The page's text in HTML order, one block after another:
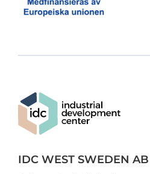
IDC WEST SWEDEN AB